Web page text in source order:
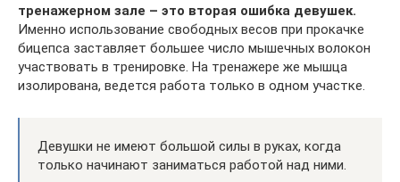
тренажерном зале – это вторая ошибка девушек.
Именно использование свободных весов при прокачке
бицепса заставляет большее число мышечных волокон
участвовать в тренировке. На тренажере же мышца
изолирована, ведется работа только в одном участке.
Девушки не имеют большой силы в руках, когда
только начинают заниматься работой над ними.